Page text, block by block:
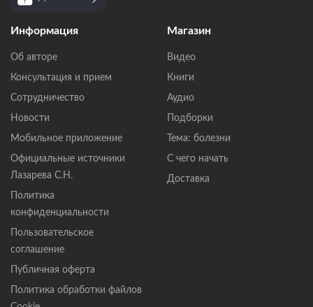
Информация
Об авторе
Консультация и прием
Сотрудничество
Новости
Мобильное приложение
Официальные источники
Лазарева С.Н.
Политика
конфиденциальности
Пользовательское
соглашение
Публичная оферта
Политика обработки файлов
Магазин
Видео
Книги
Аудио
Подборки
Тема: болезни
С чего начать
Доставка